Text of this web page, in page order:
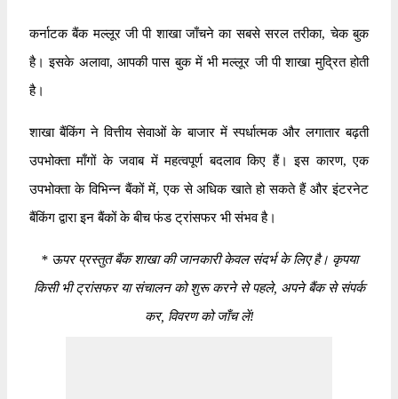
कर्नाटक बैंक मल्लूर जी पी शाखा जाँचने का सबसे सरल तरीका, चेक बुक
है। इसके अलावा, आपकी पास बुक में भी मल्लूर जी पी शाखा मुद्रित होती
है।
शाखा बैंकिंग ने वित्तीय सेवाओं के बाजार में स्पर्धात्मक और लगातार बढ़ती
उपभोक्ता माँगों के जवाब में महत्वपूर्ण बदलाव किए हैं। इस कारण, एक
उपभोक्ता के विभिन्न बैंकों में, एक से अधिक खाते हो सकते हैं और इंटरनेट
बैंकिंग द्वारा इन बैंकों के बीच फंड ट्रांसफर भी संभव है।
*ऊपर प्रस्तुत बैंक शाखा की जानकारी केवल संदर्भ के लिए है। कृपया
किसी भी ट्रांसफर या संचालन को शुरू करने से पहले, अपने बैंक से संपर्क
कर, विवरण को जाँच लें!